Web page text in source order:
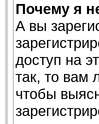
Почему я
А вы
доступ на
так, то вам
чтобы